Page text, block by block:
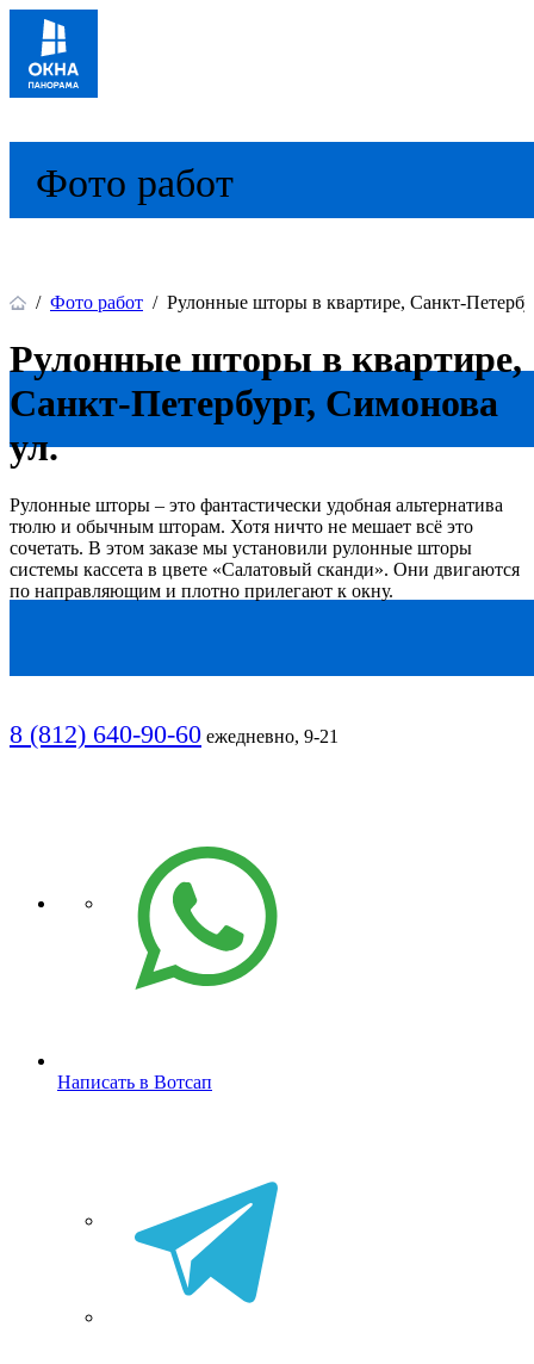
8 (812) 640-90-60 ежедневно, 9-21
Написать в Вотсап
Фото работ
/ Фото работ / Рулонные шторы в квартире, Санкт-
Рулонные шторы в квартире,
Санкт-Петербург, Симонова
ул.
Рулонные шторы – это фантастически удобная альтернатива
тюлю и обычным шторам. Хотя ничто не мешает всё это
сочетать. В этом заказе мы установили рулонные шторы
системы кассета в цвете «Салатовый сканди». Они двигаются
по направляющим и плотно прилегают к окну.